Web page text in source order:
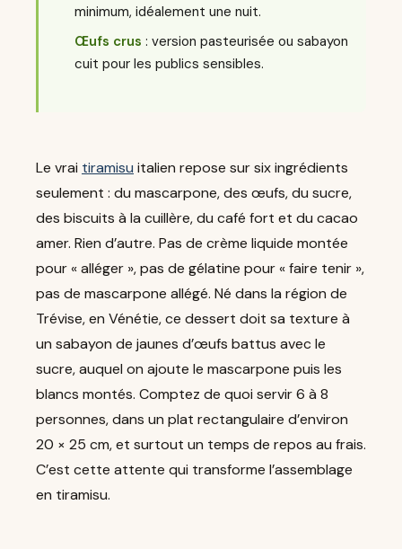
minimum, idéalement une nuit.
Œufs crus : version pasteurisée ou sabayon
cuit pour les publics sensibles.
Le vrai tiramisu italien repose sur six ingrédients
seulement : du mascarpone, des œufs, du sucre,
des biscuits à la cuillère, du café fort et du cacao
amer. Rien d’autre. Pas de crème liquide montée
pour « alléger », pas de gélatine pour « faire tenir »,
pas de mascarpone allégé. Né dans la région de
Trévise, en Vénétie, ce dessert doit sa texture à
un sabayon de jaunes d’œufs battus avec le
sucre, auquel on ajoute le mascarpone puis les
blancs montés. Comptez de quoi servir 6 à 8
personnes, dans un plat rectangulaire d’environ
20 × 25 cm, et surtout un temps de repos au frais.
C’est cette attente qui transforme l’assemblage
en tiramisu.